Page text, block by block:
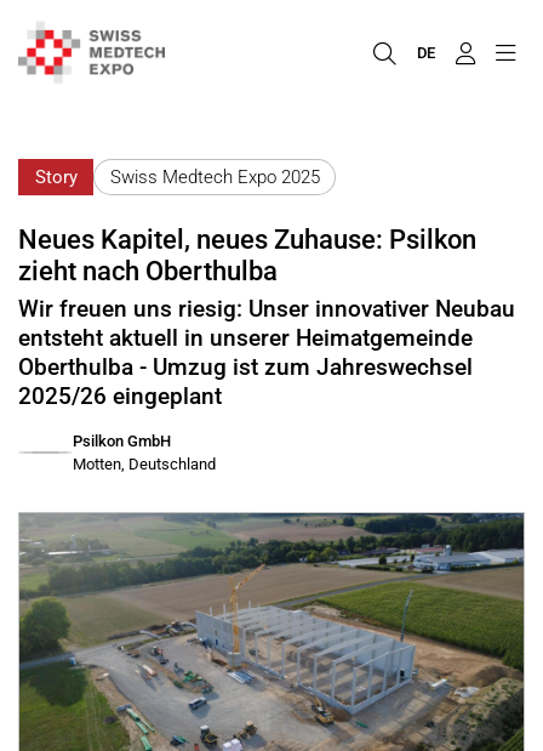
DE
Story Swiss Medtech Expo 2025
Neues Kapitel, neues Zuhause: Psilkon
zieht nach Oberthulba
Wir freuen uns riesig: Unser innovativer Neubau
entsteht aktuell in unserer Heimatgemeinde
Oberthulba - Umzug ist zum Jahreswechsel
2025/26 eingeplant
Psilkon GmbH
Motten, Deutschland